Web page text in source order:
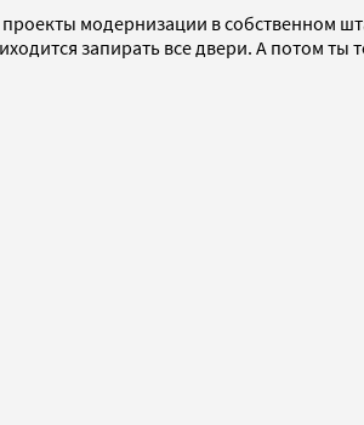
модернизации в собственном
запирать все двери. А потом ты